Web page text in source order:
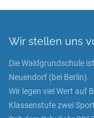
Wir stellen uns
Die Waldgrundschule
Neuendorf (bei Berlin).
Wir legen viel Wert auf
Klassenstufe zwei